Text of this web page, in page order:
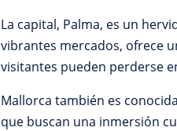
La capital, Palma, es un
vibrantes mercados, ofrece
visitantes pueden perderse
Mallorca también es
que buscan una inmersión